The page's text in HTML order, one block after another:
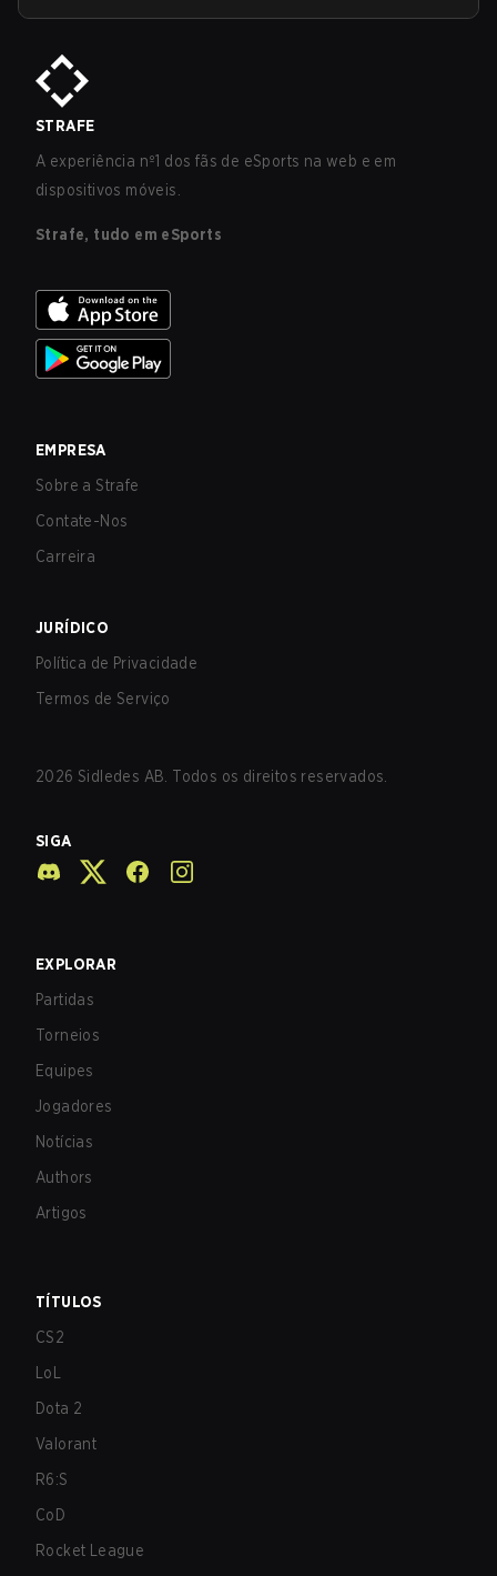
STRAFE
A experiência nº1 dos fãs de eSports na web e em
dispositivos móveis.
Strafe, tudo em eSports
EMPRESA
Sobre a Strafe
Contate-Nos
Carreira
JURÍDICO
Política de Privacidade
Termos de Serviço
2026 Sidledes AB. Todos os direitos reservados.
SIGA
EXPLORAR
Partidas
Torneios
Equipes
Jogadores
Notícias
Authors
Artigos
TÍTULOS
CS2
LoL
Dota 2
Valorant
R6:S
CoD
Rocket League